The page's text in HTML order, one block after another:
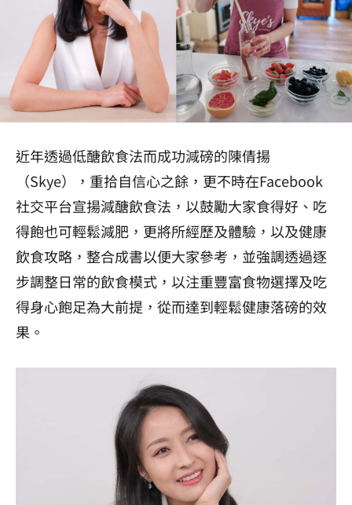
近年透過低醣飲食法而成功減磅的陳倩揚
（Skye），重拾自信心之餘，更不時在Facebook
社交平台宣揚減醣飲食法，以鼓勵大家食得好、吃
得飽也可輕鬆減肥， 更將所經歷及體驗，以及健康
飲食攻略，整合成書以便大家參考，並強調透過逐
步調整日常的飲食模式，以注重豐富食物選擇及吃
得身心飽足為大前提，從而達到輕鬆健康落磅的效
果。